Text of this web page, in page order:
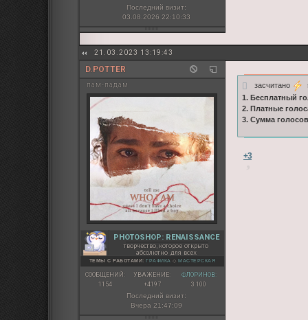
Последний визит:
03.08.2026 22:10:33
21.03.2023 13:19:43
D.POTTER
пам-падам
PHOTOSHOP: RENAISSANCE
творчество, которое открыто
абсолютно для всех
ТЕМЫ С РАБОТАМИ: ГРАФИКА ◇ МАСТЕРСКАЯ
СООБЩЕНИЙ:
1154
УВАЖЕНИЕ:
+4197
ФЛОРИНОВ:
3 100
Последний визит:
Вчера 21:47:09
засчитано
1. Бесплатный
2. Платные
3. Сумма
+3